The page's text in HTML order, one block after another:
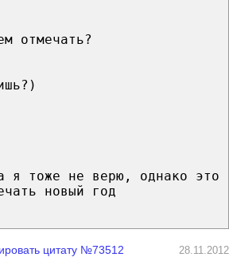
отмечать?
я тоже не верю, однако это
новый год
цитату №73512 28.11.2012